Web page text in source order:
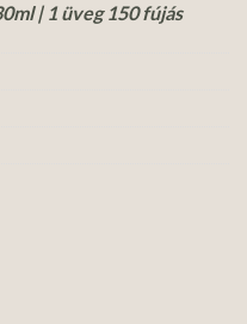
| 1 üveg 150 fújás